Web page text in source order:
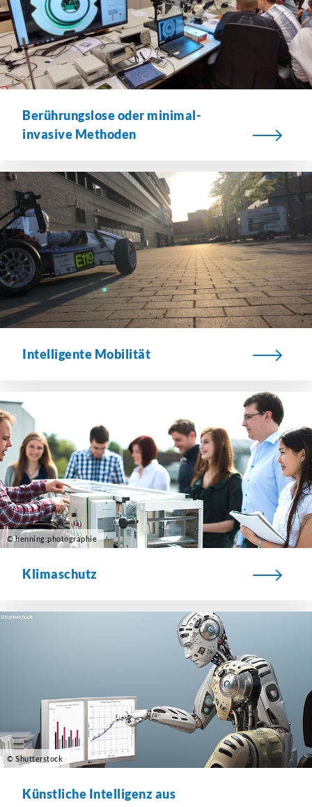
Berührungslose oder minimal-
invasive Methoden
Intelligente Mobilität
© henning:photographie
Klimaschutz
© Shutterstock
Künstliche Intelligenz aus